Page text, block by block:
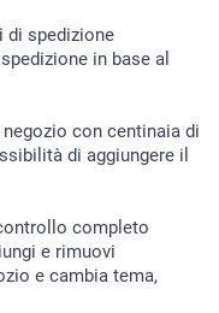
di spedizione
in base al
con centinaia di
di aggiungere il
completo
e rimuovi
e cambia tema,